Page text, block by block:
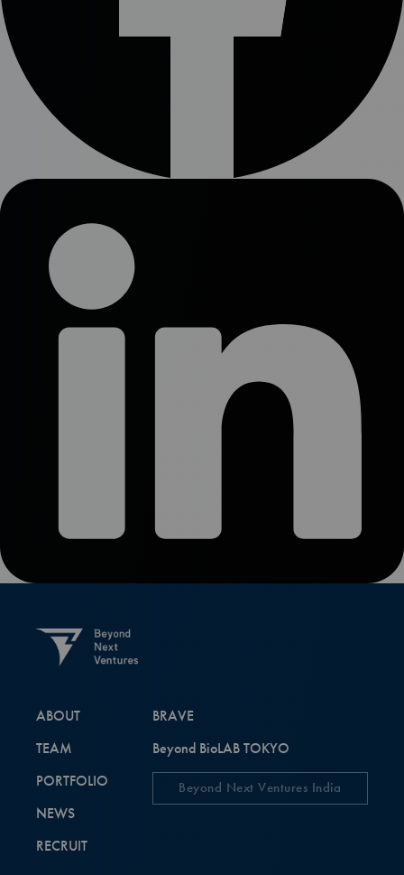
ABOUT
TEAM
PORTFOLIO
NEWS
RECRUIT
BRAVE
Beyond BioLAB TOKYO
Beyond Next Ventures India